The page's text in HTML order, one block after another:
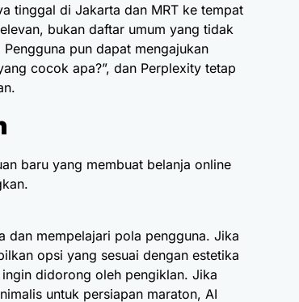
tinggal di Jakarta dan MRT ke tempat
bukan daftar umum yang tidak
pun dapat mengajukan
cocok apa?”, dan Perplexity tetap
baru yang membuat belanja online
dan mempelajari pola pengguna. Jika
opsi yang sesuai dengan estetika
didorong oleh pengiklan. Jika
untuk persiapan maraton, AI